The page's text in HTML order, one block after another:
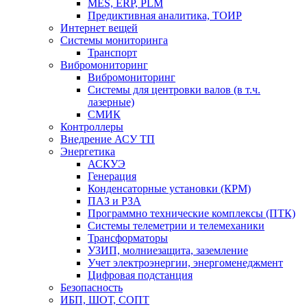
MES, ERP, PLM
Предиктивная аналитика, ТОИР
Интернет вещей
Системы мониторинга
Транспорт
Вибромониторинг
Вибромониторинг
Системы для центровки валов (в т.ч.
лазерные)
СМИК
Контроллеры
Внедрение АСУ ТП
Энергетика
АСКУЭ
Генерация
Конденсаторные установки (КРМ)
ПАЗ и РЗА
Программно технические комплексы (ПТК)
Системы телеметрии и телемеханики
Трансформаторы
УЗИП, молниезащита, заземление
Учет электроэнергии, энергоменеджмент
Цифровая подстанция
Безопасность
ИБП, ШОТ, СОПТ